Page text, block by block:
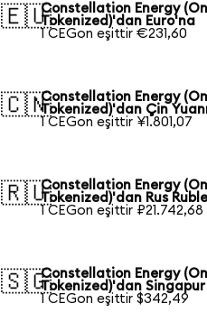
🇪🇺Constellation Energy
Tokenized)'dan Euro'na
1 CEGon eşittir €231,60
🇨🇳Constellation Energy
Tokenized)'dan Çin
1 CEGon eşittir ¥1.801,07
🇷🇺Constellation Energy
Tokenized)'dan Rus
1 CEGon eşittir ₽21.742,68
🇸🇬Constellation Energy
Tokenized)'dan Singapur
1 CEGon eşittir $342,49